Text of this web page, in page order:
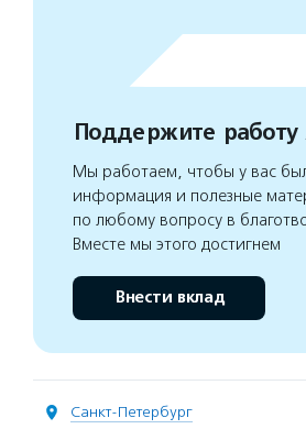
Поддержите
Мы работаем, чтобы у вас
информация и полезные
по любому вопросу в
Вместе мы этого достигнем
Внести вклад
Санкт-Петербург